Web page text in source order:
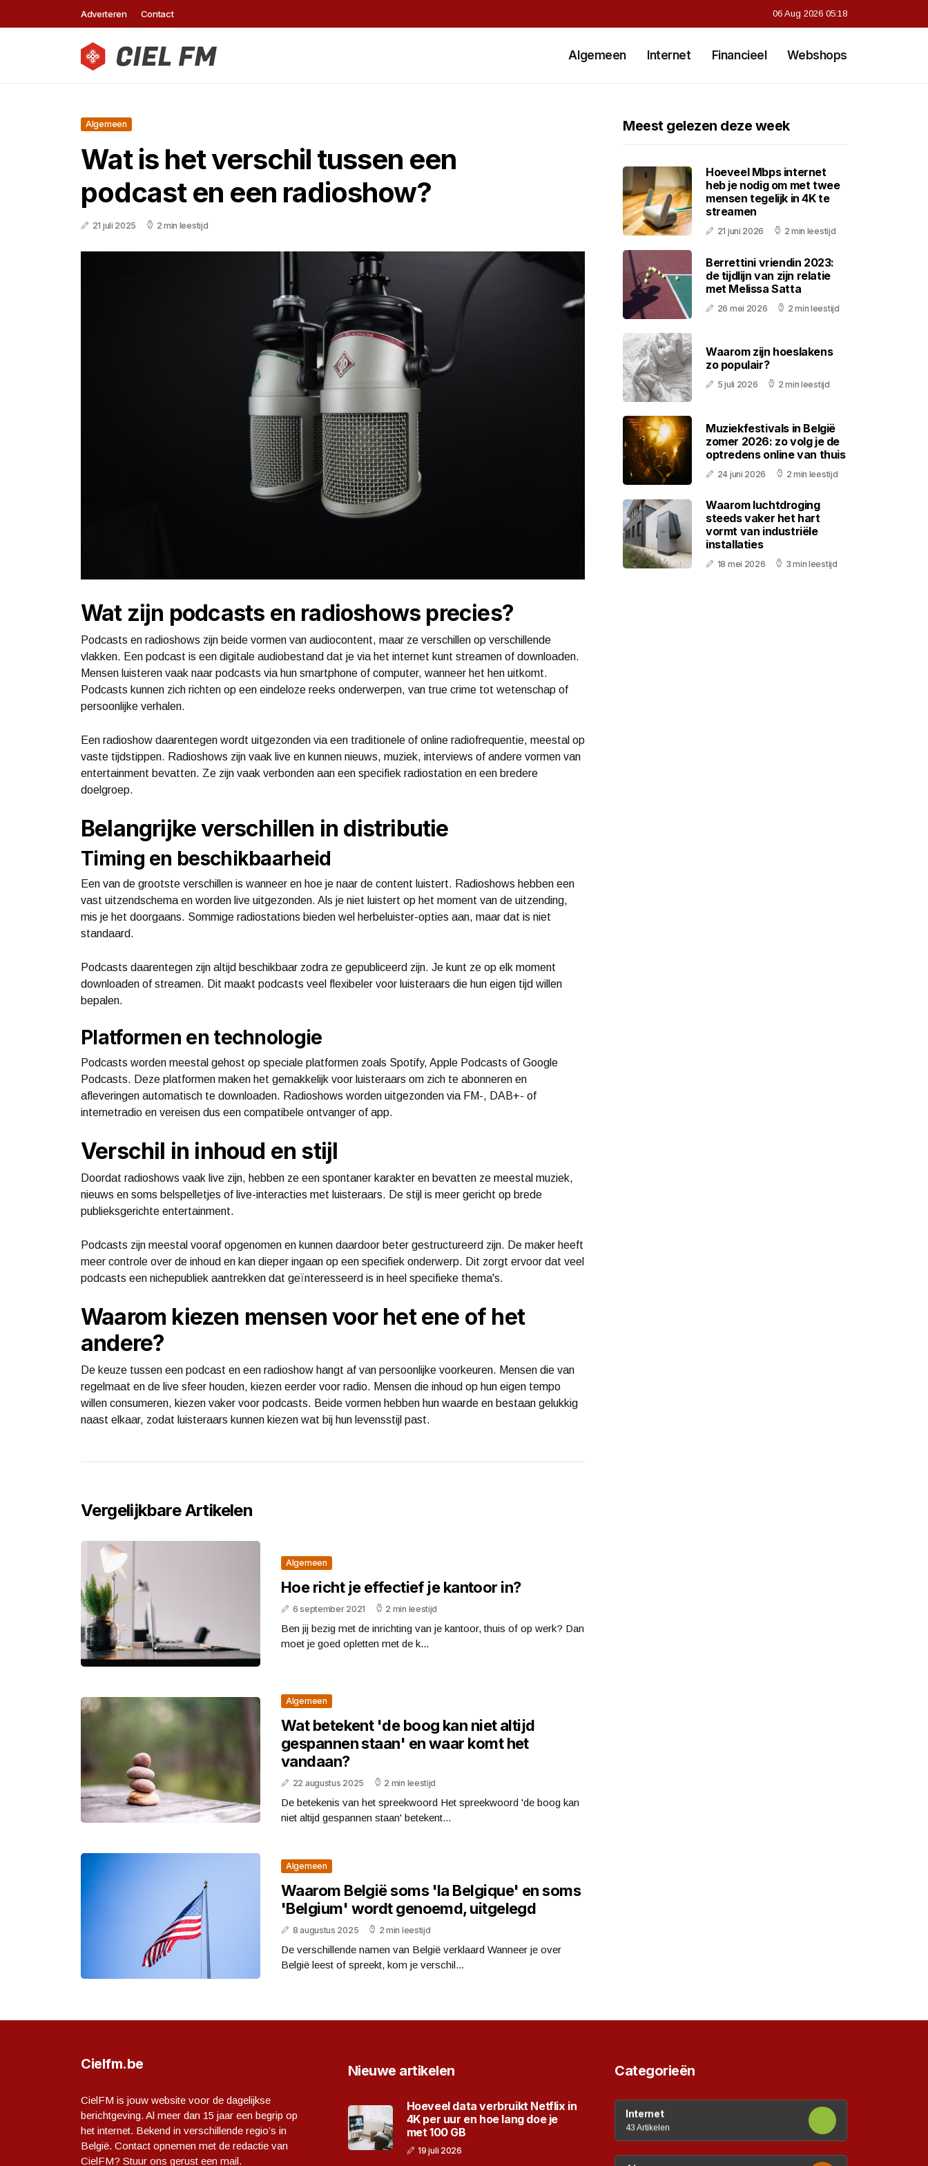
Adverteren Contact 06 Aug 2026 05:18
Algemeen Internet Financieel Webshops
Algemeen
Wat is het verschil tussen een
podcast en een radioshow?
21 juli 2025 2 min leestijd
Wat zijn podcasts en radioshows precies?
Podcasts en radioshows zijn beide vormen van audiocontent, maar ze verschillen op verschillende
vlakken. Een podcast is een digitale audiobestand dat je via het internet kunt streamen of downloaden.
Mensen luisteren vaak naar podcasts via hun smartphone of computer, wanneer het hen uitkomt.
Podcasts kunnen zich richten op een eindeloze reeks onderwerpen, van true crime tot wetenschap of
persoonlijke verhalen.
Een radioshow daarentegen wordt uitgezonden via een traditionele of online radiofrequentie, meestal op
vaste tijdstippen. Radioshows zijn vaak live en kunnen nieuws, muziek, interviews of andere vormen van
entertainment bevatten. Ze zijn vaak verbonden aan een specifiek radiostation en een bredere
doelgroep.
Belangrijke verschillen in distributie
Timing en beschikbaarheid
Een van de grootste verschillen is wanneer en hoe je naar de content luistert. Radioshows hebben een
vast uitzendschema en worden live uitgezonden. Als je niet luistert op het moment van de uitzending,
mis je het doorgaans. Sommige radiostations bieden wel herbeluister-opties aan, maar dat is niet
standaard.
Podcasts daarentegen zijn altijd beschikbaar zodra ze gepubliceerd zijn. Je kunt ze op elk moment
downloaden of streamen. Dit maakt podcasts veel flexibeler voor luisteraars die hun eigen tijd willen
bepalen.
Platformen en technologie
Podcasts worden meestal gehost op speciale platformen zoals Spotify, Apple Podcasts of Google
Podcasts. Deze platformen maken het gemakkelijk voor luisteraars om zich te abonneren en
afleveringen automatisch te downloaden. Radioshows worden uitgezonden via FM-, DAB+- of
internetradio en vereisen dus een compatibele ontvanger of app.
Verschil in inhoud en stijl
Doordat radioshows vaak live zijn, hebben ze een spontaner karakter en bevatten ze meestal muziek,
nieuws en soms belspelletjes of live-interacties met luisteraars. De stijl is meer gericht op brede
publieksgerichte entertainment.
Podcasts zijn meestal vooraf opgenomen en kunnen daardoor beter gestructureerd zijn. De maker heeft
meer controle over de inhoud en kan dieper ingaan op een specifiek onderwerp. Dit zorgt ervoor dat veel
podcasts een nichepubliek aantrekken dat geïnteresseerd is in heel specifieke thema's.
Waarom kiezen mensen voor het ene of het
andere?
De keuze tussen een podcast en een radioshow hangt af van persoonlijke voorkeuren. Mensen die van
regelmaat en de live sfeer houden, kiezen eerder voor radio. Mensen die inhoud op hun eigen tempo
willen consumeren, kiezen vaker voor podcasts. Beide vormen hebben hun waarde en bestaan gelukkig
naast elkaar, zodat luisteraars kunnen kiezen wat bij hun levensstijl past.
Vergelijkbare Artikelen
Algemeen
Hoe richt je effectief je kantoor in?
6 september 2021 2 min leestijd
Ben jij bezig met de inrichting van je kantoor, thuis of op werk? Dan
moet je goed opletten met de k...
Algemeen
Wat betekent 'de boog kan niet altijd
gespannen staan' en waar komt het
vandaan?
22 augustus 2025 2 min leestijd
De betekenis van het spreekwoord Het spreekwoord 'de boog kan
niet altijd gespannen staan' betekent...
Algemeen
Waarom België soms 'la Belgique' en soms
'Belgium' wordt genoemd, uitgelegd
8 augustus 2025 2 min leestijd
De verschillende namen van België verklaard Wanneer je over
België leest of spreekt, kom je verschil...
Meest gelezen deze week
Hoeveel Mbps internet
heb je nodig om met twee
mensen tegelijk in 4K te
streamen
21 juni 2026 2 min leestijd
Berrettini vriendin 2023:
de tijdlijn van zijn relatie
met Melissa Satta
26 mei 2026 2 min leestijd
Waarom zijn hoeslakens
zo populair?
5 juli 2026 2 min leestijd
Muziekfestivals in België
zomer 2026: zo volg je de
optredens online van thuis
24 juni 2026 2 min leestijd
Waarom luchtdroging
steeds vaker het hart
vormt van industriële
installaties
18 mei 2026 3 min leestijd
Cielfm.be
CielFM is jouw website voor de dagelijkse
berichtgeving. Al meer dan 15 jaar een begrip op
het internet. Bekend in verschillende regio’s in
België. Contact opnemen met de redactie van
CielFM? Stuur ons gerust een mail.
Nieuwe artikelen
Hoeveel data verbruikt Netflix in
4K per uur en hoe lang doe je
met 100 GB
19 juli 2026
Categorieën
Internet
43 Artikelen